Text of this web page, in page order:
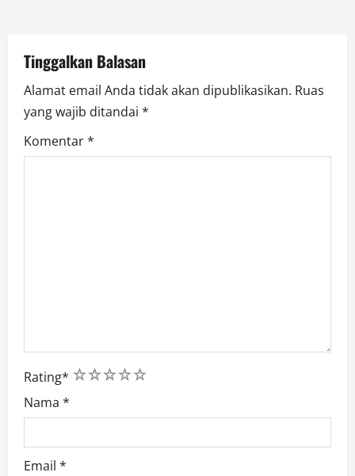
o
n
Tinggalkan Balasan
Alamat email Anda tidak akan dipublikasikan. Ruas
yang wajib ditandai *
Komentar*
Rating* 5
4
3
2
1
Nama *
Email *